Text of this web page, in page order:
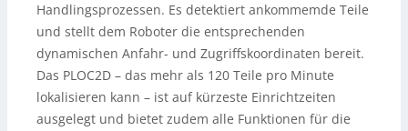
Handlingsprozessen. Es detektiert ankommemde Teile
und stellt dem Roboter die entsprechenden
dynamischen Anfahr- und Zugriffskoordinaten bereit.
Das PLOC2D – das mehr als 120 Teile pro Minute
lokalisieren kann – ist auf kürzeste Einrichtzeiten
ausgelegt und bietet zudem alle Funktionen für die